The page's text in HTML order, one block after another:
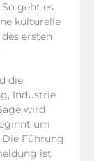
geht es
kulturelle
ersten
die
Industrie
wird
um
Die Führung
ist